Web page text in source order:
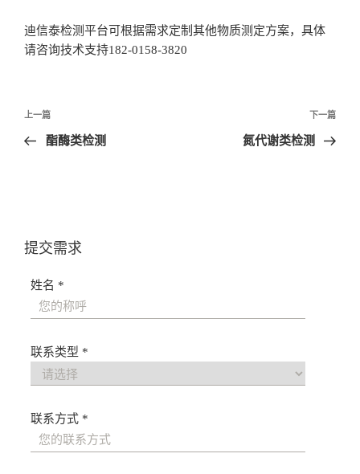
迪信泰检测平台可根据需求定制其他物质测定方案，具体
请咨询技术支持182-0158-3820
文
章
上一篇
酯酶类检测
下一篇
氮代谢类检测
提交需求
姓名 *
联系类型 *
联系方式 *